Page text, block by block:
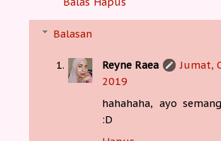
Balasan
Reyne Raea
Jumat,
2019
hahahaha, ayo
:D